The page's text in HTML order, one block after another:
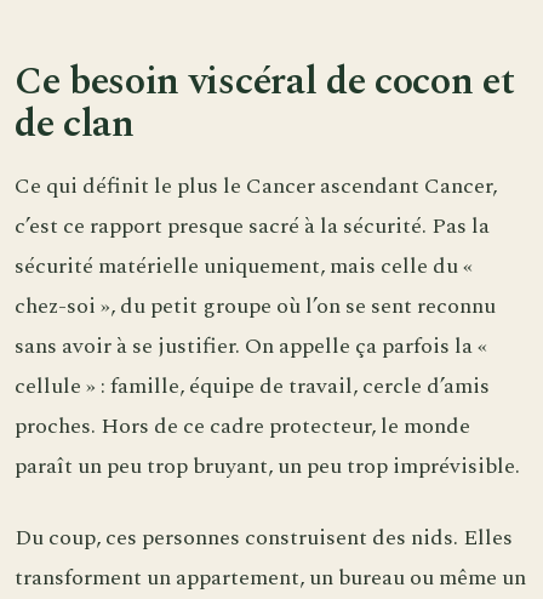
Ce besoin viscéral de cocon et
de clan
Ce qui définit le plus le Cancer ascendant Cancer,
c’est ce rapport presque sacré à la sécurité. Pas la
sécurité matérielle uniquement, mais celle du «
chez-soi », du petit groupe où l’on se sent reconnu
sans avoir à se justifier. On appelle ça parfois la «
cellule » : famille, équipe de travail, cercle d’amis
proches. Hors de ce cadre protecteur, le monde
paraît un peu trop bruyant, un peu trop imprévisible.
Du coup, ces personnes construisent des nids. Elles
transforment un appartement, un bureau ou même un